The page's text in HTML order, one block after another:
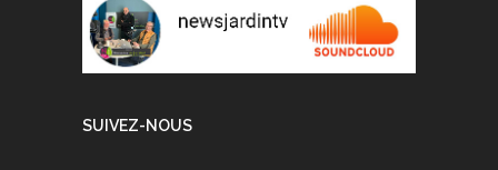
SUIVEZ-NOUS